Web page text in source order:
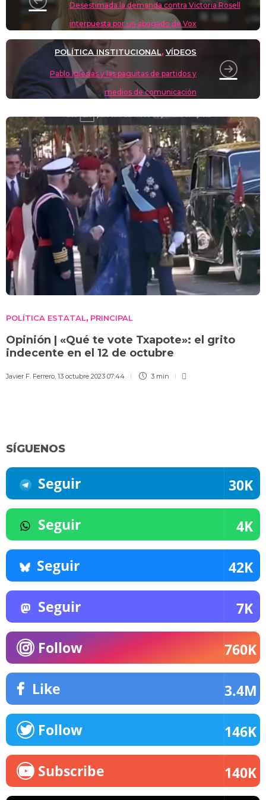
k
Desestimada la demanda contra Victoria Rosell
interpuesta por un abogado de Vox
POLÍTICA INSTITUCIONAL, VÍDEOS
Pablo Iglesias y las paguitas de partidos y
medios de comunicación
POLÍTICA ESTATAL, PRINCIPAL
Opinión | «Qué te vote Txapote»: el grito
indecente en el 12 de octubre
Javier F. Ferrero, 13 octubre 2023 07:44 3 min
SÍGUENOS
Seguir 30K
Seguir 4K
Seguir 42K
Seguir 7K
Follow 760K
Like 3.4M
Follow 146K
Subscribe 140K